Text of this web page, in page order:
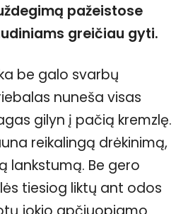
pažeistose
greičiau gyti.
be galo svarbų
nuneša visas
gilyn į pačią kremzlę.
reikalingą drėkinimą,
lankstumą. Be gero
tiesiog liktų ant odos